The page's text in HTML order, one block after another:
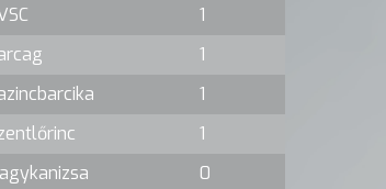
1
1
1
1
0